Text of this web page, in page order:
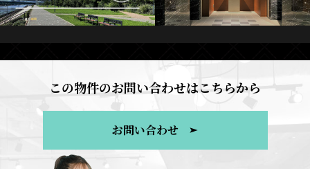
この物件のお問い合わせはこちらから
お問い合わせ